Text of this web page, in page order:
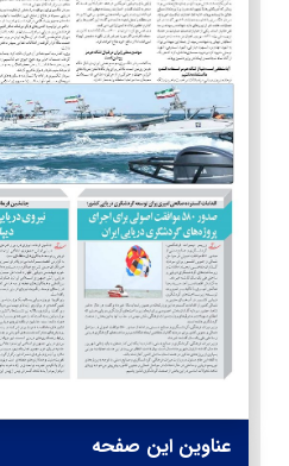
عناوین این صفحه